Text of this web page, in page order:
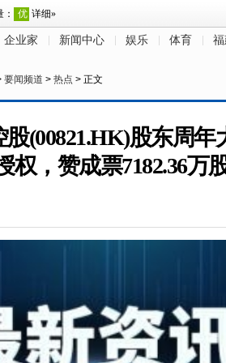
企业家 新闻中心 娱乐 体育 福
要闻频道 > 热点 > 正文
(00821.HK)股东周年
权，赞成票7182.36万